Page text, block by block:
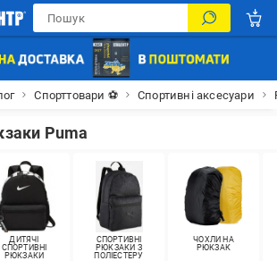
Спорттовари ⚽ Спортивні аксесуари
Puma
ДИТЯЧІ
СПОРТИВНІ
РЮКЗАКИ
СПОРТИВНІ
РЮКЗАКИ З
ПОЛІЕСТЕРУ
ЧОХЛИ НА
РЮКЗАК